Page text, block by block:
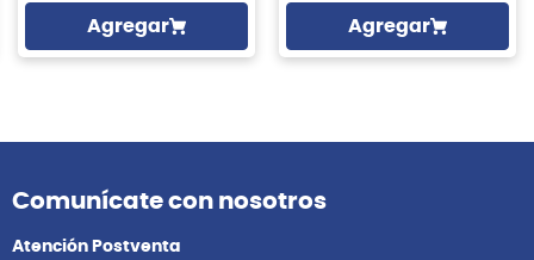
Agregar Agregar
Comunícate con nosotros
Atención Postventa